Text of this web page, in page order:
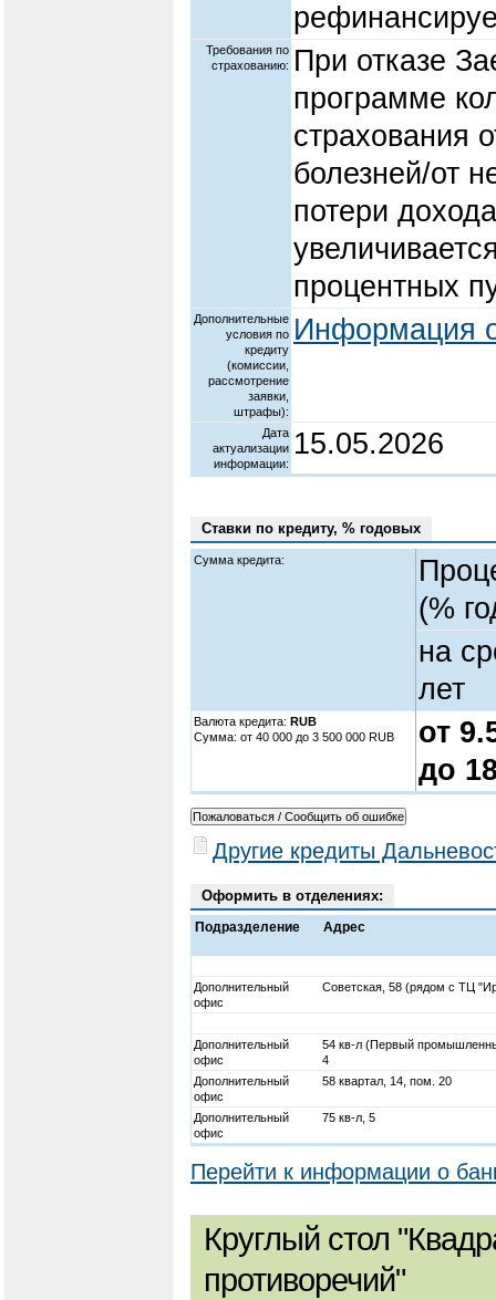
Требования по
страхованию: При отказе
программе
страхования
болезней/от
потери
процентных
Дополнительные
условия по
кредиту
(комиссии,
рассмотрение
заявки,
штрафы):
Информация
Дата
актуализации
информации:
15.05.2026
Ставки по кредиту, % годовых
Сумма кредита:
(%
на
лет
Валюта кредита: RUB
Cумма: от 40 000 до 3 500 000 RUB
от
до
Другие кредиты
Оформить в отделениях:
Подразделение Адрес
Дополнительный
офис
Советская, 58 (рядом с ТЦ
Дополнительный
офис
54 кв-л (Первый
4
Дополнительный
офис
58 квартал, 14, пом. 20
Дополнительный
офис
75 кв-л, 5
Перейти к информации о
Круглый стол
противоречий"